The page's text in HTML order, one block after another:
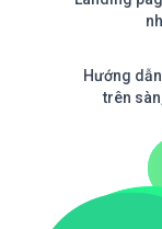
Hướng
trên